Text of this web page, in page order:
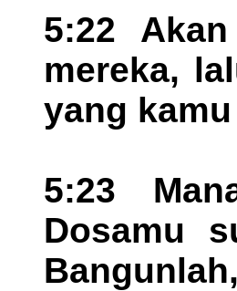
5:22
mereka,
yang
5:23
Dosamu